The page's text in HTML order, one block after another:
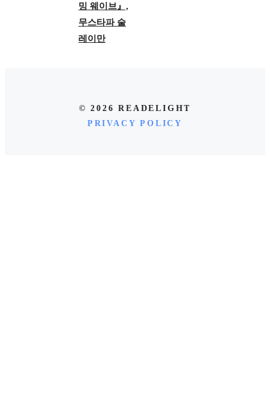
밍 웨이브』,
무스타파 술
레이만
© 2026 READELIGHT
PRIVACY POLICY